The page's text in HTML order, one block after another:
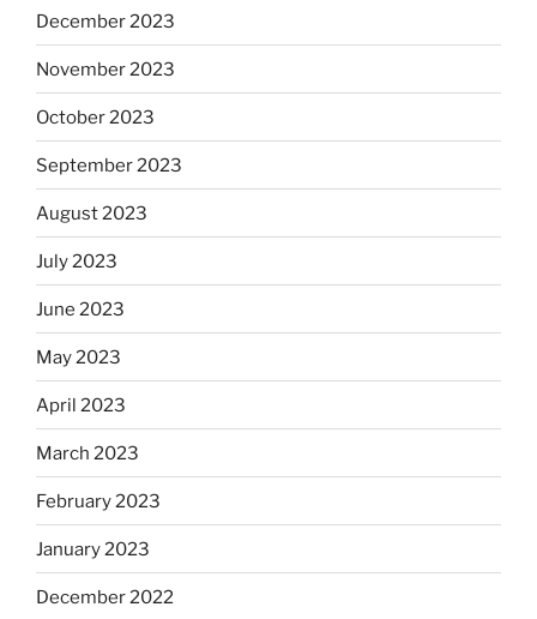
December 2023
November 2023
October 2023
September 2023
August 2023
July 2023
June 2023
May 2023
April 2023
March 2023
February 2023
January 2023
December 2022